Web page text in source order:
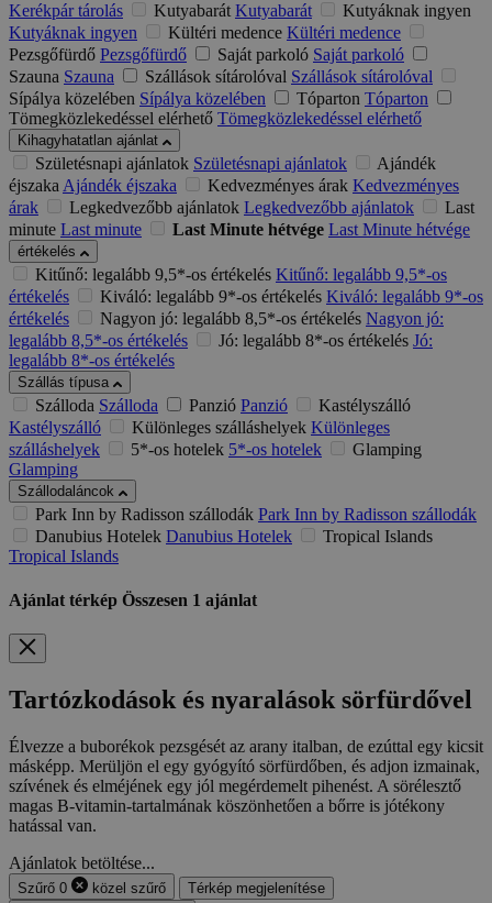
Kerékpár tárolás
Kutyabarát Kutyabarát
Kutyáknak ingyen
Kutyáknak ingyen
Kültéri medence Kültéri medence
Pezsgőfürdő Pezsgőfürdő Saját parkoló Saját parkoló
Szauna Szauna Szállások sítárolóval Szállások sítárolóval
Sípálya közelében Sípálya közelében Tóparton Tóparton
Tömegközlekedéssel elérhető Tömegközlekedéssel elérhető
Kihagyhatatlan ajánlat
Születésnapi ajánlatok Születésnapi ajánlatok
Ajándék
éjszakaAjándék éjszaka Kedvezményes árak Kedvezményes
árak
Legkedvezőbb ajánlatok Legkedvezőbb ajánlatok
Last
minute Last minute Last Minute hétvége Last Minute hétvége
értékelés
Kitűnő: legalább 9,5*-os értékelés Kitűnő: legalább 9,5*-os
értékelés
Kiváló: legalább 9*-os értékelés Kiváló: legalább 9*-os
értékelés
Nagyon jó: legalább 8,5*-os értékelés Nagyon jó:
legalább 8,5*-os értékelés
Jó: legalább 8*-os értékelés Jó:
legalább 8*-os értékelés
Szállás típusa
Szálloda Szálloda Panzió Panzió
Kastélyszálló
Kastélyszálló
Különleges szálláshelyek Különleges
szálláshelyek
5*-os hotelek 5*-os hotelek
Glamping
Glamping
Szállodaláncok
Park Inn by Radisson szállodák Park Inn by Radisson szállodák
Danubius Hotelek Danubius Hotelek
Tropical Islands
Tropical Islands
Ajánlat térkép Összesen 1 ajánlat
Tartózkodások és nyaralások sörfürdővel
Élvezze a buborékok pezsgését az arany italban, de ezúttal egy kicsit
másképp. Merüljön el egy gyógyító sörfürdőben, és adjon izmainak,
szívének és elméjének egy jól megérdemelt pihenést. A sörélesztő
magas B-vitamin-tartalmának köszönhetően a bőrre is jótékony
hatással van.
Ajánlatok betöltése...
Szűrő 0 közel szűrő
Térkép megjelenítése